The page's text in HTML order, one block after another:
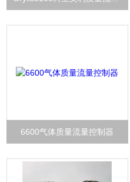
6600气体质量流量控制器